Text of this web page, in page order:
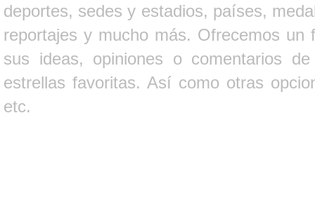
deportes, sedes y estadios, países,
reportajes y mucho más. Ofrecemos un
sus ideas, opiniones o comentarios
estrellas favoritas. Así como otras
etc.